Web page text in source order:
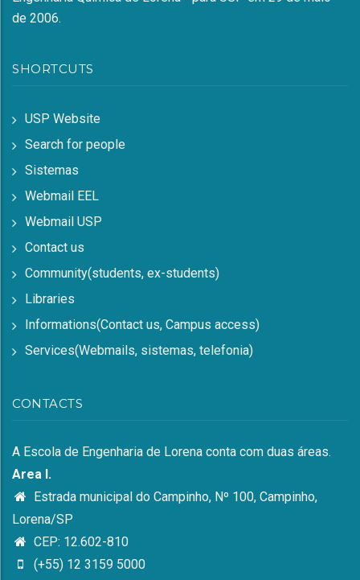
de 2006.
SHORTCUTS
USP Website
Search for people
Sistemas
Webmail EEL
Webmail USP
Contact us
Community(students, ex-students)
Libraries
Informations(Contact us, Campus access)
Services(Webmails, sistemas, telefonia)
CONTACTS
A Escola de Engenharia de Lorena conta com duas áreas.
Area I.
Estrada municipal do Campinho, Nº 100, Campinho,
Lorena/SP
CEP: 12.602-810
(+55) 12 3159 5000